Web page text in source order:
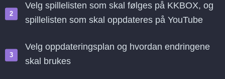
Velg spillelisten som skal følges på KKBOX, og
spillelisten som skal oppdateres på YouTube
Velg oppdateringsplan og hvordan endringene
skal brukes